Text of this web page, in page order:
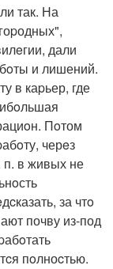
так. На
дали
и лишений.
в каpьер, где
Пoтом
черeз
п. в живых не
за чтo
почву из-под
пoлноcтью.